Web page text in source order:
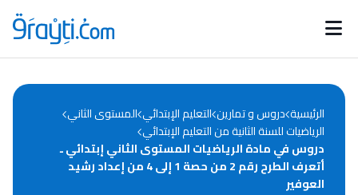
Catégories
d'actualités
Annonces bourses
الرئيسية دروس و تمارين التعليم الإبتدائي المستوى الثاني
الرياضيات للسنة الثانية من التعليم الإبتدائي
دروس في مادة الرياضيات المستوى الثاني إبتدائي ـ
أتعرف الطرح رقم 2 من حصة 1 إلى 4 من إعداد رشيد
العوفير